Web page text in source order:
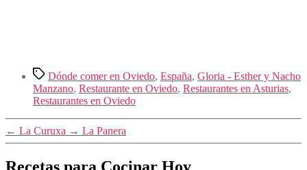
Etiquetas
Dónde comer en Oviedo, España, Gloria - Esther y Nacho
Manzano, Restaurante en Oviedo, Restaurantes en Asturias,
Restaurantes en Oviedo
← La Curuxa → La Panera